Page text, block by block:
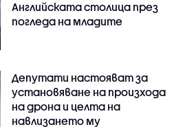
Английската столица през
погледа на младите
Депутати настояват за
установяване на произхода
на дрона и целта на
навлизането му